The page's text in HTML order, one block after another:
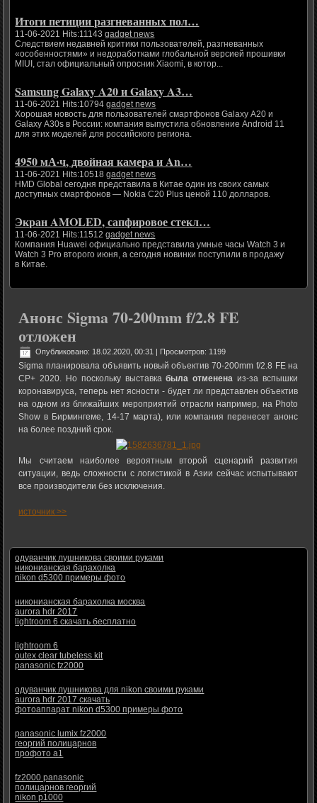
Итоги петиции разгневанных пол…
11-06-2021 Hits:11143gadget news
Следствием недавней критики пользователей, разгневанных
«особенностями» и недоработками глобальной версией прошивки
MIUI, стал официальный опросник Xiaomi, в котор...
Samsung Galaxy A20 и Galaxy A3…
11-06-2021 Hits:10794gadget news
Хорошая новость для пользователей смартфонов Galaxy A20 и
Galaxy A30s в России: компания выпустила обновление Android 11
для этих моделей для российского региона.
4950 мА·ч, двойная камера и An…
11-06-2021 Hits:10518gadget news
HMD Global сегодня представила в Китае один из своих самых
доступных смартфонов — Nokia C20 Plus ценой 110 долларов.
Экран AMOLED, сапфировое стекл…
11-06-2021 Hits:11512gadget news
Компания Huawei официально представила умные часы Watch 3 и
Watch 3 Pro второго июня, а сегодня новинки поступили в продажу
в Китае.
Анонс Sigma 70-200mm f/2.8 FE
отложен
Опубликовано: 18.02.2020, 00:31 | Просмотров: 1199
Sigma планировала объявить новый объектив 70-200mm f/2.8 FE на
CP+ 2020. Но поскольку выставкабыла отменена из-за вспышки
коронавируса, теперь нет ясности - будет ли представлен объектив
на одном из ближайших мероприятий отрасли например, на Photo
Show в Бирмингеме, 14-17 марта), или компания перенесет анонс
на более поздний срок.
Мы считаем наиболее вероятным второй сценарий развития
ситуации, ведь сложности с логистикой в Азии сейчас испытывают
все производители без исключения.
источник >>
одуванчик лушникова своими руками
никонианская барахолка
nikon d5300 примеры фото
никонианская барахолка москва
aurora hdr 2017
lightroom 6 скачать бесплатно
lightroom 6
outex clear tubeless kit
panasonic fz2000
одуванчик лушникова для nikon своими руками
aurora hdr 2017 скачать
фотоаппарат nikon d5300 примеры фото
panasonic lumix fz2000
георгий полицарнов
профото а1
fz2000 panasonic
полицарнов георгий
nikon p1000